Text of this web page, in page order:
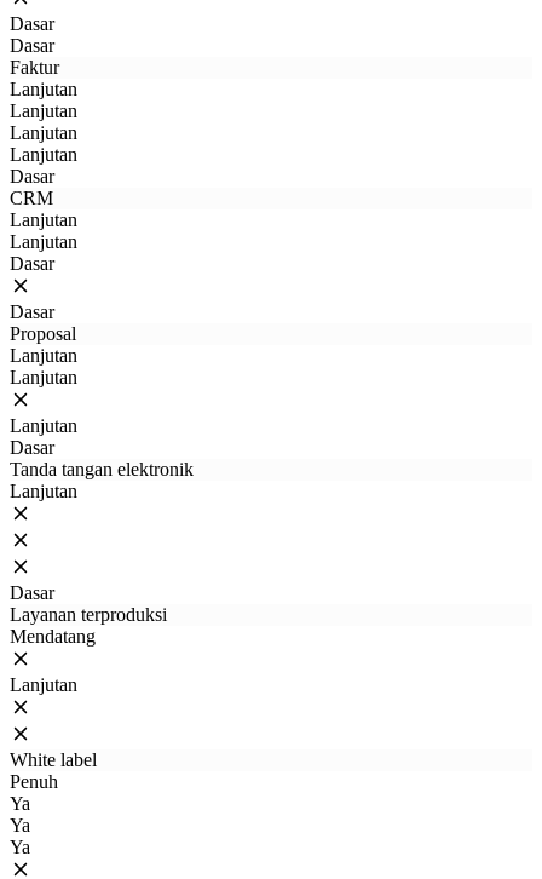
Dasar
Dasar
Faktur
Lanjutan
Lanjutan
Lanjutan
Lanjutan
Dasar
CRM
Lanjutan
Lanjutan
Dasar
Dasar
Proposal
Lanjutan
Lanjutan
Lanjutan
Dasar
Tanda tangan elektronik
Lanjutan
Dasar
Layanan terproduksi
Mendatang
Lanjutan
White label
Penuh
Ya
Ya
Ya